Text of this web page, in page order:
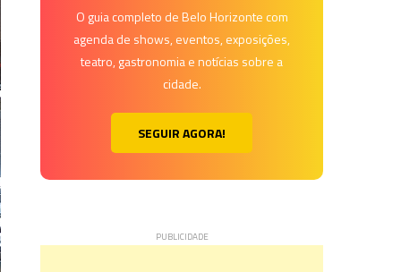
O guia completo de Belo Horizonte com
agenda de shows, eventos, exposições,
teatro, gastronomia e notícias sobre a
cidade.
SEGUIR AGORA!